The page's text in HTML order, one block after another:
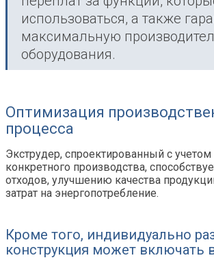
использоваться, а также
максимальную
оборудования.
Оптимизация
процесса
Экструдер, спроектированный с учетом
конкретного производства,
отходов, улучшению качества
затрат на энергопотребление.
Кроме того, индивидуально
конструкция может включать